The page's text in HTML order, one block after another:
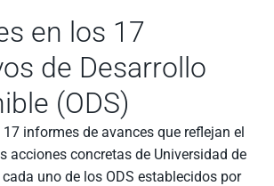
en los 17
de Desarrollo
(ODS)
informes de avances que reflejan el
acciones concretas de Universidad de
uno de los ODS establecidos por